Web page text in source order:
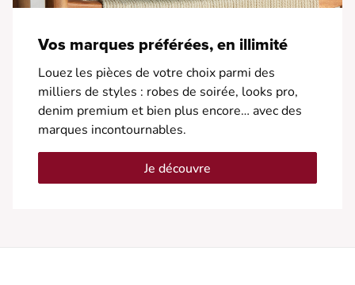
Vos marques préférées, en illimité
Louez les pièces de votre choix parmi des
milliers de styles : robes de soirée, looks pro,
denim premium et bien plus encore… avec des
marques incontournables.
Je découvre